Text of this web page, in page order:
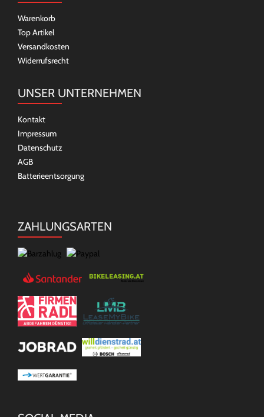
Warenkorb
Top Artikel
Versandkosten
Widerrufsrecht
UNSER UNTERNEHMEN
Kontakt
Impressum
Datenschutz
AGB
Batterieentsorgung
ZAHLUNGSARTEN